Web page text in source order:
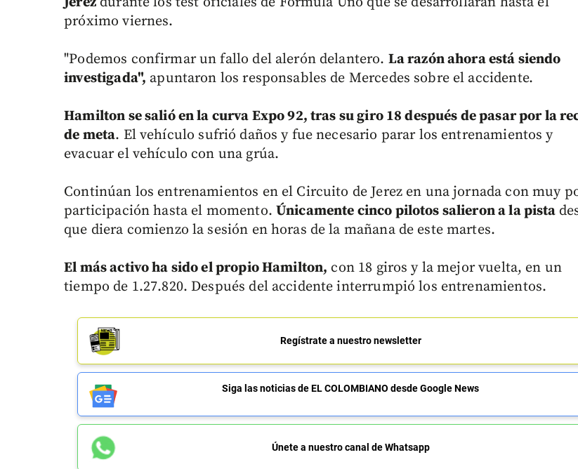
próximo viernes.
"Podemos confirmar un fallo del alerón delantero. La razón ahora está siendo
investigada", apuntaron los responsables de Mercedes sobre el accidente.
Hamilton se salió en la curva Expo 92, tras su giro 18 después de pasar por la
de meta. El vehículo sufrió daños y fue necesario parar los entrenamientos y
evacuar el vehículo con una grúa.
Continúan los entrenamientos en el Circuito de Jerez en una jornada con muy
participación hasta el momento. Únicamente cinco pilotos salieron a la pista
que diera comienzo la sesión en horas de la mañana de este martes.
El más activo ha sido el propio Hamilton, con 18 giros y la mejor vuelta, en un
tiempo de 1.27.820. Después del accidente interrumpió los entrenamientos.
Regístrate a nuestro newsletter
Siga las noticias de EL COLOMBIANO desde Google News
Únete a nuestro canal de Whatsapp